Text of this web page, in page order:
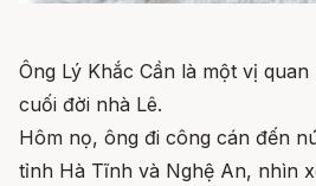
Ông Lý Khắc Cần là một vị
cuối đời nhà Lê.
Hôm nọ, ông đi công cán đến
tỉnh Hà Tĩnh và Nghệ An, nhìn